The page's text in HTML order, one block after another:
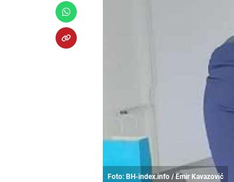
Foto: BH-index.info / Emir Kavazović